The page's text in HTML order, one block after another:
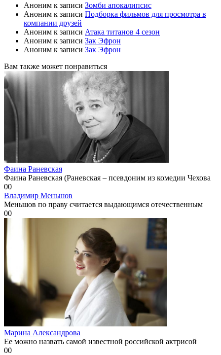
Аноним к записи Зомби апокалипсис
Аноним к записи Подборка фильмов для просмотра в
компании друзей
Аноним к записи Атака титанов 4 сезон
Аноним к записи Зак Эфрон
Аноним к записи Зак Эфрон
Вам также может понравиться
Фаина Раневская
Фаина Раневская (Раневская – псевдоним из комедии Чехова
00
Владимир Меньшов
Меньшов по праву считается выдающимся отечественным
00
Марина Александрова
Ее можно назвать самой известной российской актрисой
00